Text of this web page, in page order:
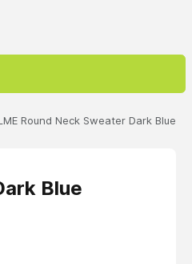
Round Neck Sweater Dark Blue
Blue